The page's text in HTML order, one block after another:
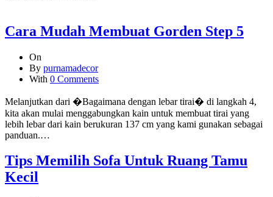
Cara Mudah Membuat Gorden Step 5
On
By purnamadecor
With 0 Comments
Melanjutkan dari �Bagaimana dengan lebar tirai� di langkah 4,
kita akan mulai menggabungkan kain untuk membuat tirai yang
lebih lebar dari kain berukuran 137 cm yang kami gunakan sebagai
panduan.…
Tips Memilih Sofa Untuk Ruang Tamu
Kecil